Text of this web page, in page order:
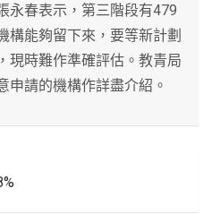
永春表示，第三階段有479
構能夠留下來，要等新計劃
現時難作準確評估。教青局
申請的機構作詳盡介紹。